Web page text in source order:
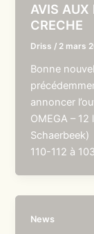
AVIS AUX
CRECHE
Driss / 2 mars
Bonne
annoncer
OMEGA –
Schaerbeek)
110-112 à
News